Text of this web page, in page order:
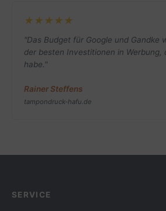
★★★★★
"Das Budget für Google und Gandke
der besten Investitionen in Werbung,
habe."
Rainer Steffens
tampondruck-hafu.de
SERVICE